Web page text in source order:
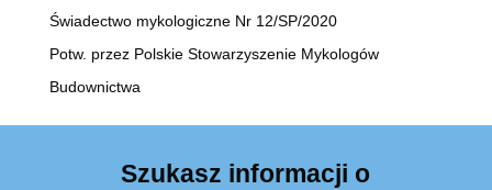
Świadectwo mykologiczne Nr 12/SP/2020
Potw. przez Polskie Stowarzyszenie Mykologów
Budownictwa
Szukasz informacji o